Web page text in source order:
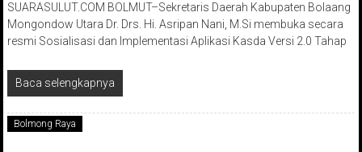
SUARASULUT.COM BOLMUT–Sekretaris Daerah Kabupaten Bolaang
Mongondow Utara Dr. Drs. Hi. Asripan Nani, M.Si membuka secara
resmi Sosialisasi dan Implementasi Aplikasi Kasda Versi 2.0 Tahap
Baca selengkapnya
Bolmong Raya